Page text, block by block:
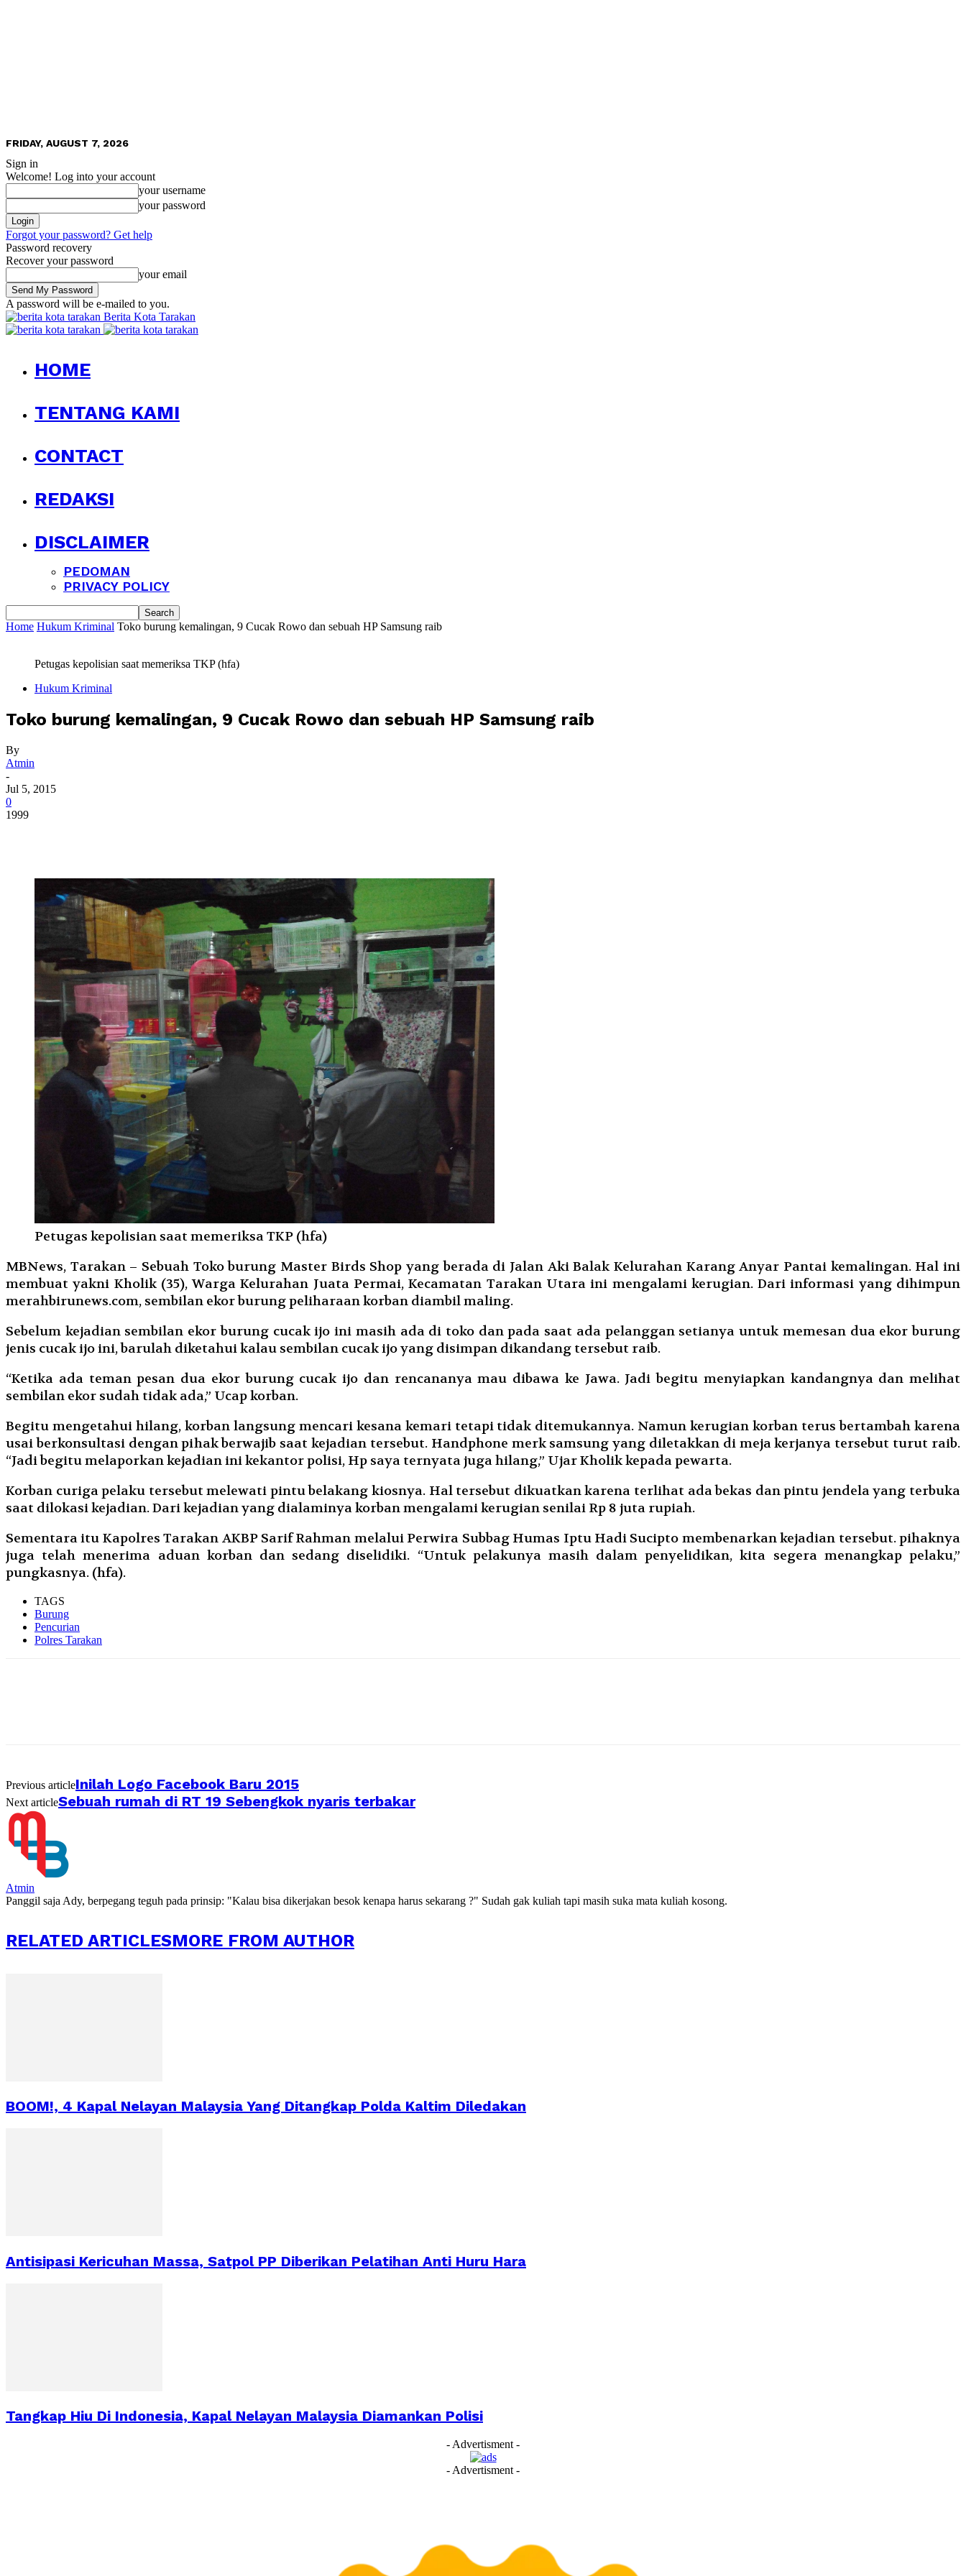
FRIDAY, AUGUST 7, 2026
Sign in
Welcome! Log into your account
your username
your password
Forgot your password? Get help
Password recovery
Recover your password
your email
A password will be e-mailed to you.
Berita Kota Tarakan
HOME
TENTANG KAMI
CONTACT
REDAKSI
DISCLAIMER
PEDOMAN
PRIVACY POLICY
Home Hukum Kriminal Toko burung kemalingan, 9 Cucak Rowo dan sebuah HP Samsung raib
Petugas kepolisian saat memeriksa TKP (hfa)
Hukum Kriminal
Toko burung kemalingan, 9 Cucak Rowo dan sebuah HP Samsung raib
By
Atmin
-
Jul 5, 2015
0
1999
Petugas kepolisian saat memeriksa TKP (hfa)
MBNews, Tarakan – Sebuah Toko burung Master Birds Shop yang berada di Jalan Aki Balak Kelurahan Karang Anyar Pantai kemalingan. Hal ini
membuat yakni Kholik (35), Warga Kelurahan Juata Permai, Kecamatan Tarakan Utara ini mengalami kerugian. Dari informasi yang dihimpun
merahbirunews.com, sembilan ekor burung peliharaan korban diambil maling.
Sebelum kejadian sembilan ekor burung cucak ijo ini masih ada di toko dan pada saat ada pelanggan setianya untuk memesan dua ekor burung
jenis cucak ijo ini, barulah diketahui kalau sembilan cucak ijo yang disimpan dikandang tersebut raib.
“Ketika ada teman pesan dua ekor burung cucak ijo dan rencananya mau dibawa ke Jawa. Jadi begitu menyiapkan kandangnya dan melihat
sembilan ekor sudah tidak ada,” Ucap korban.
Begitu mengetahui hilang, korban langsung mencari kesana kemari tetapi tidak ditemukannya. Namun kerugian korban terus bertambah karena
usai berkonsultasi dengan pihak berwajib saat kejadian tersebut. Handphone merk samsung yang diletakkan di meja kerjanya tersebut turut raib.
“Jadi begitu melaporkan kejadian ini kekantor polisi, Hp saya ternyata juga hilang,” Ujar Kholik kepada pewarta.
Korban curiga pelaku tersebut melewati pintu belakang kiosnya. Hal tersebut dikuatkan karena terlihat ada bekas dan pintu jendela yang terbuka
saat dilokasi kejadian. Dari kejadian yang dialaminya korban mengalami kerugian senilai Rp 8 juta rupiah.
Sementara itu Kapolres Tarakan AKBP Sarif Rahman melalui Perwira Subbag Humas Iptu Hadi Sucipto membenarkan kejadian tersebut. pihaknya
juga telah menerima aduan korban dan sedang diselidiki. “Untuk pelakunya masih dalam penyelidikan, kita segera menangkap pelaku,”
pungkasnya. (hfa).
TAGS
Burung
Pencurian
Polres Tarakan
Previous articleInilah Logo Facebook Baru 2015
Next articleSebuah rumah di RT 19 Sebengkok nyaris terbakar
Atmin
Panggil saja Ady, berpegang teguh pada prinsip: "Kalau bisa dikerjakan besok kenapa harus sekarang ?" Sudah gak kuliah tapi masih suka mata kuliah kosong.
RELATED ARTICLESMORE FROM AUTHOR
BOOM!, 4 Kapal Nelayan Malaysia Yang Ditangkap Polda Kaltim Diledakan
Antisipasi Kericuhan Massa, Satpol PP Diberikan Pelatihan Anti Huru Hara
Tangkap Hiu Di Indonesia, Kapal Nelayan Malaysia Diamankan Polisi
- Advertisment -
- Advertisment -